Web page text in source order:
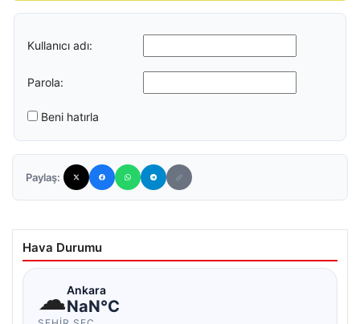
Kullanıcı adı:
Parola:
Beni hatırla
Paylaş:
Hava Durumu
☁Ankara
NaN°C